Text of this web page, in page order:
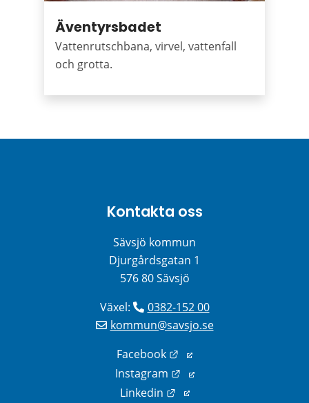
Äventyrsbadet
Vattenrutschbana, virvel, vattenfall
och grotta.
Kontakta oss
Sävsjö kommun
Djurgårdsgatan 1
576 80 Sävsjö
Växel:
0382-152 00
kommun@savsjo.se
Facebook
Länk till annan
Instagram
Länk till annan
Linkedin
Länk till annan webbplats.